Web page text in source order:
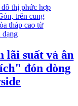
lãi suất và ân
đón dòng